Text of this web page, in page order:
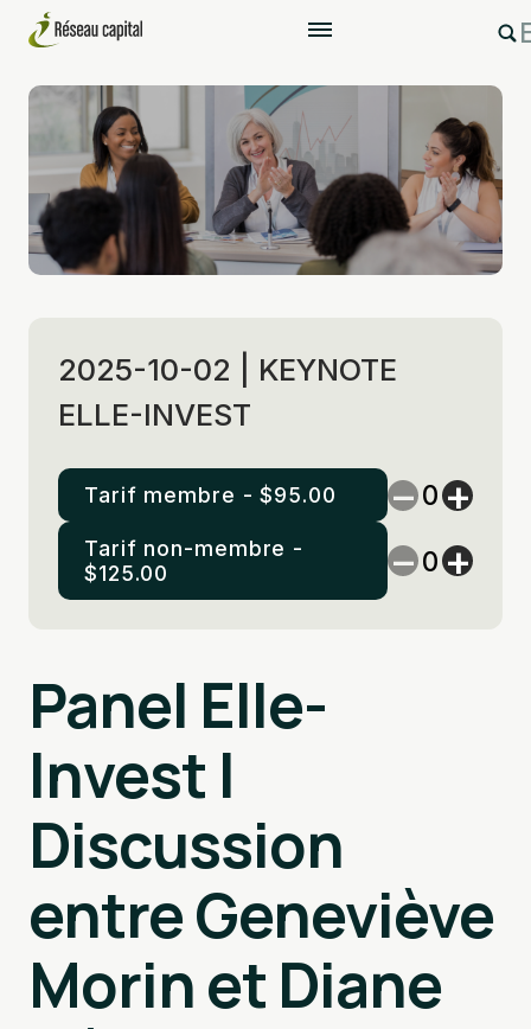
Panel Elle-
Invest |
Discussion
entre Geneviève
Morin et Diane
2025-10-02 | KEYNOTE
ELLE-INVEST
Tarif membre -$95.00 − +
Tarif non-membre -
$125.00 − +
Ajouter au panier